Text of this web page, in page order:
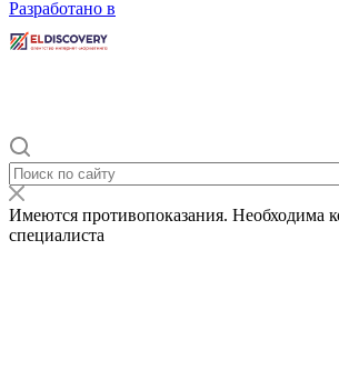
Разработано в
Имеются противопоказания. Необходима
специалиста